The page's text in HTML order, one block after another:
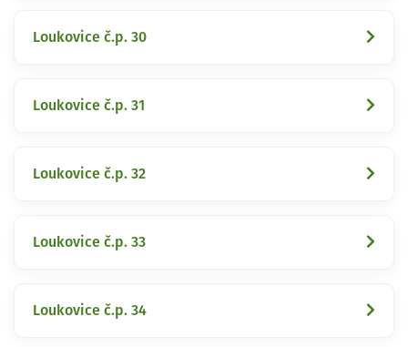
Loukovice č.p. 30
Loukovice č.p. 31
Loukovice č.p. 32
Loukovice č.p. 33
Loukovice č.p. 34